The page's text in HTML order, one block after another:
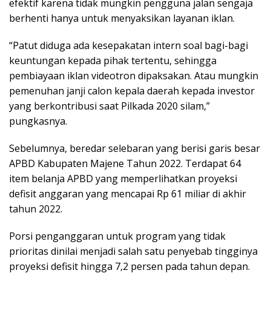
efektif karena tidak mungkin pengguna jalan sengaja
berhenti hanya untuk menyaksikan layanan iklan.
“Patut diduga ada kesepakatan intern soal bagi-bagi
keuntungan kepada pihak tertentu, sehingga
pembiayaan iklan videotron dipaksakan. Atau mungkin
pemenuhan janji calon kepala daerah kepada investor
yang berkontribusi saat Pilkada 2020 silam,”
pungkasnya.
Sebelumnya, beredar selebaran yang berisi garis besar
APBD Kabupaten Majene Tahun 2022. Terdapat 64
item belanja APBD yang memperlihatkan proyeksi
defisit anggaran yang mencapai Rp 61 miliar di akhir
tahun 2022.
Porsi penganggaran untuk program yang tidak
prioritas dinilai menjadi salah satu penyebab tingginya
proyeksi defisit hingga 7,2 persen pada tahun depan.